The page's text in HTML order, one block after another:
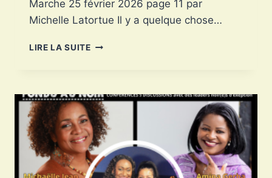
Marche 25 février 2026 page 11 par
Michelle Latortue Il y a quelque chose…
LIRE LA SUITEHAÏTI
:
AU-
DELÀ
DU
FROID,
UNE
QUESTION